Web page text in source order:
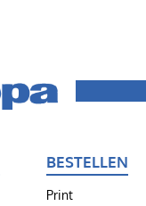
BESTELLEN
Print